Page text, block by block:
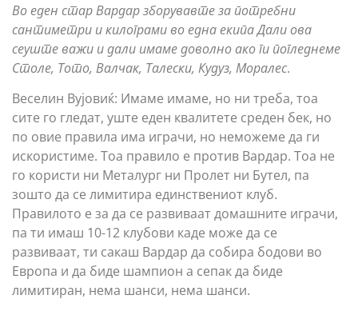
Во еден стар Вардар зборувавте за потребни
сантиметри и килограми во една екипа Дали ова
сеуште важи и дали имаме доволно ако ги погледнеме
Столе, Тото, Валчак, Талески, Кудуз, Моралес.
Веселин Вујовиќ: Имаме имаме, но ни треба, тоа
сите го гледат, уште еден квалитете среден бек, но
по овие правила има играчи, но неможеме да ги
искористиме. Тоа правило е против Вардар. Тоа не
го користи ни Металург ни Пролет ни Бутел, па
зошто да се лимитира единствениот клуб.
Правилото е за да се развиваат домашните играчи,
па ти имаш 10-12 клубови каде може да се
развиваат, ти сакаш Вардар да собира бодови во
Eвропа и да биде шампион а сепак да биде
лимитиран, нема шанси, нема шанси.